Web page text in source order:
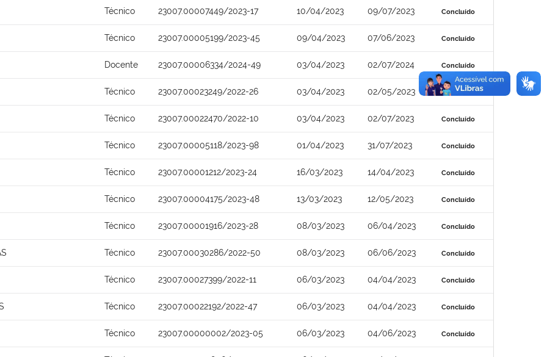
Técnico 23007.00007449/2023-17 10/04/2023 09/07/2023 Concluído
Técnico 23007.00005199/2023-45 09/04/2023 07/06/2023 Concluído
Docente 23007.00006334/2024-49 03/04/2023 02/07/2024 Concluído
Técnico 23007.00023249/2022-26 03/04/2023 02/05/2023 Concluído
Técnico 23007.00022470/2022-10 03/04/2023 02/07/2023 Concluído
Técnico 23007.00005118/2023-98 01/04/2023 31/07/2023 Concluído
Técnico 23007.00001212/2023-24 16/03/2023 14/04/2023 Concluído
Técnico 23007.00004175/2023-48 13/03/2023 12/05/2023 Concluído
Técnico 23007.00001916/2023-28 08/03/2023 06/04/2023 Concluído
Técnico 23007.00030286/2022-50 08/03/2023 06/06/2023 Concluído
Técnico 23007.00027399/2022-11 06/03/2023 04/04/2023 Concluído
Técnico 23007.00022192/2022-47 06/03/2023 04/04/2023 Concluído
Técnico 23007.00000002/2023-05 06/03/2023 04/06/2023 Concluído